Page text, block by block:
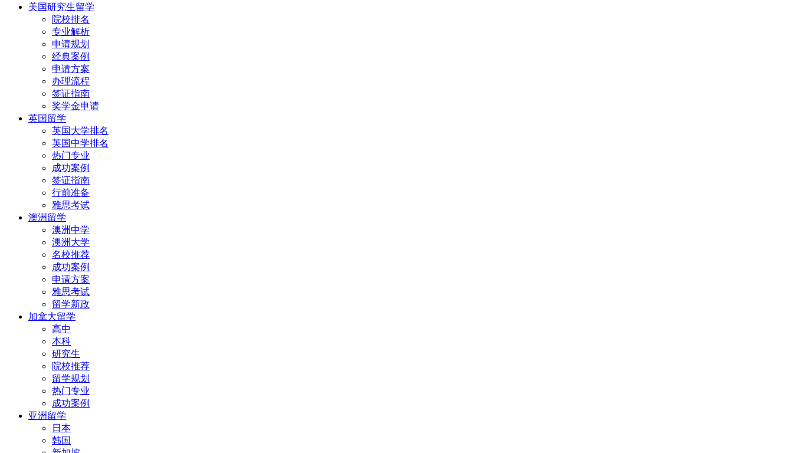
美国研究生留学
院校排名
专业解析
申请规划
经典案例
申请方案
办理流程
签证指南
奖学金申请
英国留学
英国大学排名
英国中学排名
热门专业
成功案例
签证指南
行前准备
雅思考试
澳洲留学
澳洲中学
澳洲大学
名校推荐
成功案例
申请方案
雅思考试
留学新政
加拿大留学
高中
本科
研究生
院校推荐
留学规划
热门专业
成功案例
亚洲留学
日本
韩国